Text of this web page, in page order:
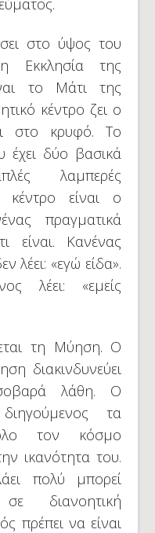
στο ύψος του
Εκκλησία της
το Μάτι της
κέντρο ζει ο
στο κρυφό. Το
έχει δύο βασικά
λαμπερές
κέντρο είναι ο
πραγματικά
είναι. Κανένας
λέει: «εγώ είδα».
λέει: «εμείς
τη Μύηση. Ο
διακινδυνεύει
λάθη. Ο
τα
τον κόσμο
ικανότητα του.
πολύ μπορεί
διανοητική
πρέπει να είναι